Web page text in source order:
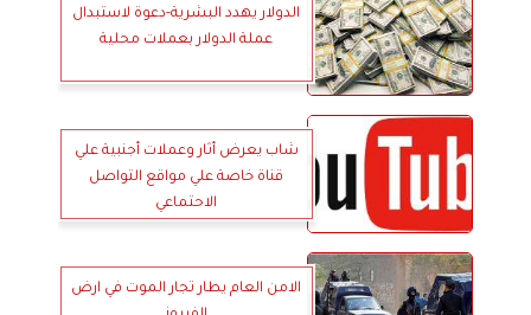
الدولار يهدد البشرية-دعوة لاستبدال
عملة الدولار بعملات محلية
شاب يعرض أثار وعملات أجنبية علي
قناة خاصة علي مواقع التواصل
الاحتماعي
الامن العام يطار تجار الموت في ارض